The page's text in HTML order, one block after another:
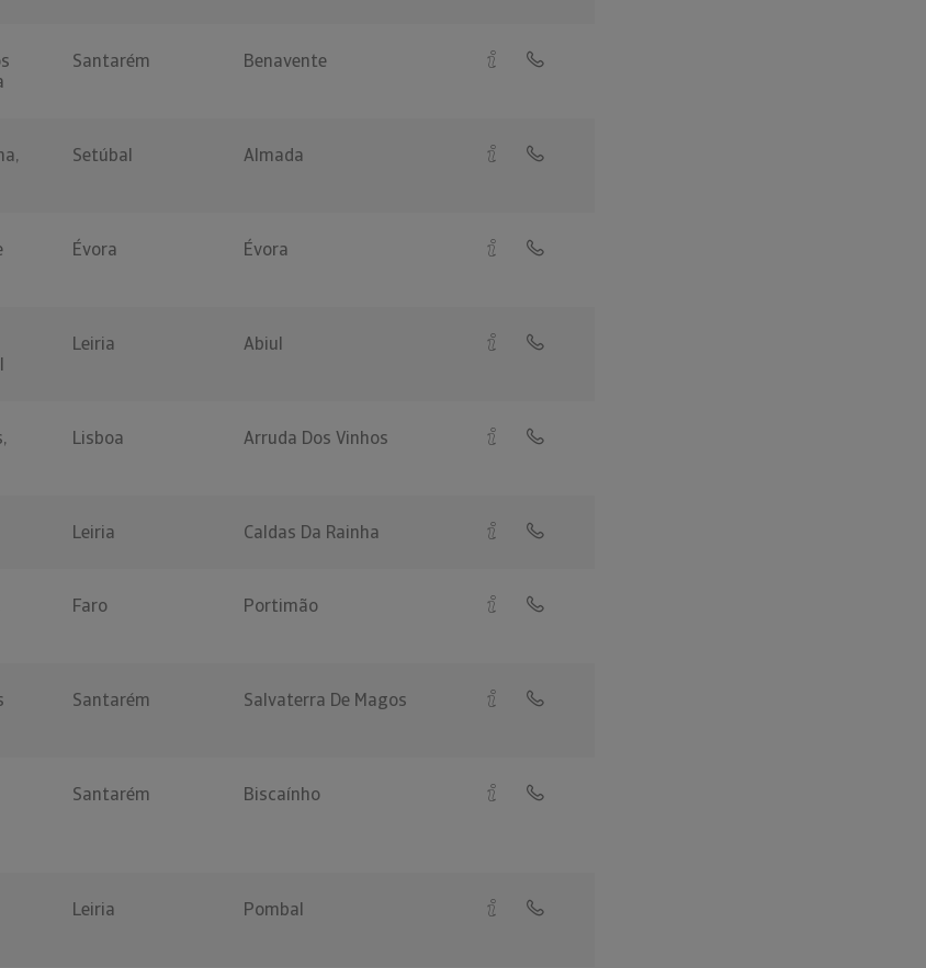
Santarém Benavente
Setúbal Almada
Évora Évora
Leiria Abiul
Lisboa Arruda Dos Vinhos
Leiria Caldas Da Rainha
Faro Portimão
Santarém Salvaterra De Magos
Santarém Biscaínho
Leiria Pombal